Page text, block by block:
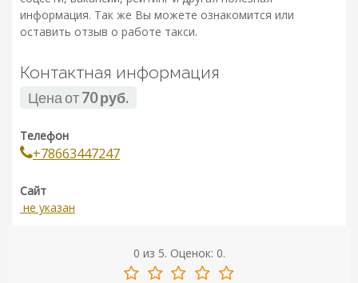
информация. Так же Вы можете ознакомится или
оставить отзыв о работе такси.
Контактная информация
Цена от70 руб.
Телефон
+78663447247
Сайт
не указан
0 из 5. Оценок: 0.